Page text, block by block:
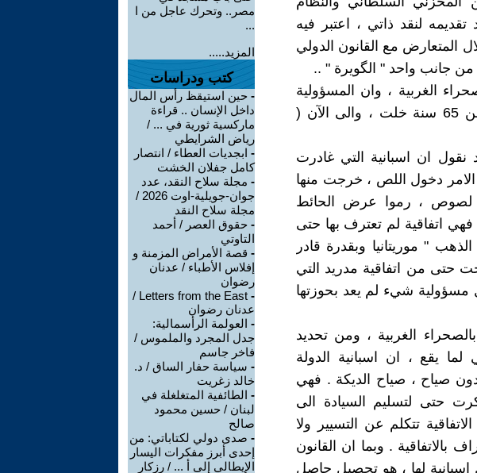
لنقد ذاتي ، اعتبر فيه
المتعارض مع القانون الدولي
من جانب واحد " الگويرة " ..
الغربية ، وان المسؤولية
هي للأمم المتحدة التي عالجت القضية منذ اكثر من 65 سنة خلت ، والى الآن (
نقول ان اسبانية التي غادرت
الامر دخول اللص ، خرجت منها
لصوص ، رموا عرض الحائط
الدولية منذ سنة 1960 / القرار 1514 .. فهي اتفاقية لم تعترف بها حتى
" موريتانيا وبقدرة قادر
حتى من اتفاقية مدريد التي
مسؤولية شيء لم يعد بحوزتها
الغربية ، ومن تحديد
يقع ، ان اسبانية الدولة
صياح ، صياح الديكة . فهي
حتى لتسليم السيادة الى
تتكلم عن التسيير ولا
بالاتفاقية . وبما ان القانون
اسبانية لها ، هو تحصيل حاصل
مصر.. وتحرك عاجل من ا
...
المزيد.....
كتب ودراسات
- حين استيقظ رأس المال
داخل الإنسان .. قراءة
ماركسية ثورية في ... /
رياض الشرايطي
- ابجديات العطاء / انتصار
كامل جفلان الخشت
- مجلة سلاح النقد، عدد
جوان-جويلية-اوت 2026 /
مجلة سلاح النقد
- حقوق العصر / أحمد
التاوتي
- قصة الأمراض المزمنة و
إفلاس الأطباء / عدنان
رضوان
-
Letters from the East /
عدنان رضوان
- العولمة الرأسمالية:
جدل المجرد والملموس /
فاخر جاسم
- سياسة حفار الساق / د.
خالد زغريت
- الطائفية المتغلغلة في
لبنان / حسين محمود
صالح
- صدى دولي لكتاباتي: من
إحدى أبرز مفكرات اليسار
الإيطالي إلى أ ... / رزكار